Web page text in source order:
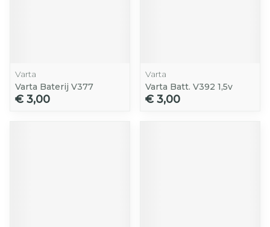
Varta
Varta Baterij V377
€ 3,00
Varta
Varta Batt. V392 1,5v
€ 3,00